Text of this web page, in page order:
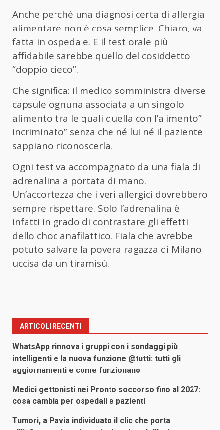
Anche perché una diagnosi certa di allergia
alimentare non è cosa semplice. Chiaro, va
fatta in ospedale. E il test orale più
affidabile sarebbe quello del cosiddetto
“doppio cieco”.
Che significa: il medico somministra diverse
capsule ognuna associata a un singolo
alimento tra le quali quella con l’alimento”
incriminato” senza che né lui né il paziente
sappiano riconoscerla.
Ogni test va accompagnato da una fiala di
adrenalina a portata di mano.
Un’accortezza che i veri allergici dovrebbero
sempre rispettare. Solo l’adrenalina è
infatti in grado di contrastare gli effetti
dello choc anafilattico. Fiala che avrebbe
potuto salvare la povera ragazza di Milano
uccisa da un tiramisù.
ARTICOLI RECENTI
WhatsApp rinnova i gruppi con i sondaggi più
intelligenti e la nuova funzione @tutti: tutti gli
aggiornamenti e come funzionano
Medici gettonisti nei Pronto soccorso fino al 2027:
cosa cambia per ospedali e pazienti
Tumori, a Pavia individuato il clic che porta